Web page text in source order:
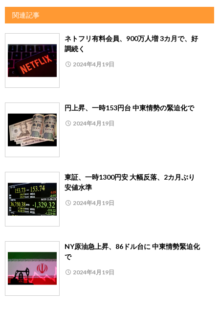
関連記事
ネトフリ有料会員、900万人増 3カ月で、好
調続く
2024年4月19日
円上昇、一時153円台 中東情勢の緊迫化で
2024年4月19日
東証、一時1300円安 大幅反落、2カ月ぶり
安値水準
2024年4月19日
NY原油急上昇、86ドル台に 中東情勢緊迫化
で
2024年4月19日